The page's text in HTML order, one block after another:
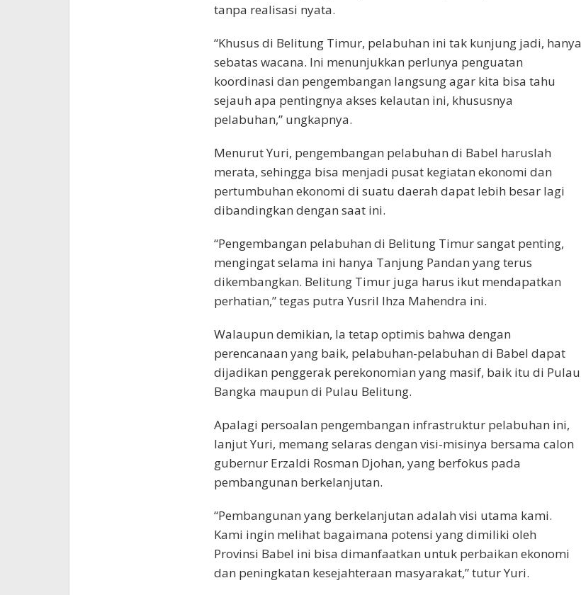
tanpa realisasi nyata.
“Khusus di Belitung Timur, pelabuhan ini tak kunjung jadi, hanya
sebatas wacana. Ini menunjukkan perlunya penguatan
koordinasi dan pengembangan langsung agar kita bisa tahu
sejauh apa pentingnya akses kelautan ini, khususnya
pelabuhan,” ungkapnya.
Menurut Yuri, pengembangan pelabuhan di Babel haruslah
merata, sehingga bisa menjadi pusat kegiatan ekonomi dan
pertumbuhan ekonomi di suatu daerah dapat lebih besar lagi
dibandingkan dengan saat ini.
“Pengembangan pelabuhan di Belitung Timur sangat penting,
mengingat selama ini hanya Tanjung Pandan yang terus
dikembangkan. Belitung Timur juga harus ikut mendapatkan
perhatian,” tegas putra Yusril Ihza Mahendra ini.
Walaupun demikian, Ia tetap optimis bahwa dengan
perencanaan yang baik, pelabuhan-pelabuhan di Babel dapat
dijadikan penggerak perekonomian yang masif, baik itu di Pulau
Bangka maupun di Pulau Belitung.
Apalagi persoalan pengembangan infrastruktur pelabuhan ini,
lanjut Yuri, memang selaras dengan visi-misinya bersama calon
gubernur Erzaldi Rosman Djohan, yang berfokus pada
pembangunan berkelanjutan.
“Pembangunan yang berkelanjutan adalah visi utama kami.
Kami ingin melihat bagaimana potensi yang dimiliki oleh
Provinsi Babel ini bisa dimanfaatkan untuk perbaikan ekonomi
dan peningkatan kesejahteraan masyarakat,” tutur Yuri.